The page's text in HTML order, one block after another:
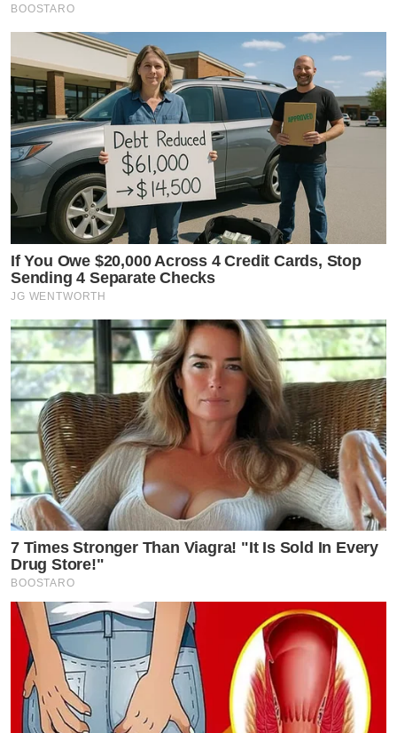
BOOSTARO
If You Owe $20,000 Across 4 Credit Cards, Stop
Sending 4 Separate Checks
JG WENTWORTH
7 Times Stronger Than Viagra! "It Is Sold In Every
Drug Store!"
BOOSTARO